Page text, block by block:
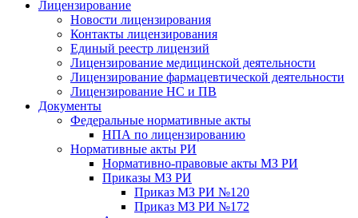
Лицензирование
Новости лицензирования
Контакты лицензирования
Единый реестр лицензий
Лицензирование медицинской деятельности
Лицензирование фармацевтической деятельности
Лицензирование НС и ПВ
Документы
Федеральные нормативные акты
НПА по лицензированию
Нормативные акты РИ
Нормативно-правовые акты МЗ РИ
Приказы МЗ РИ
Приказ МЗ РИ №120
Приказ МЗ РИ №172